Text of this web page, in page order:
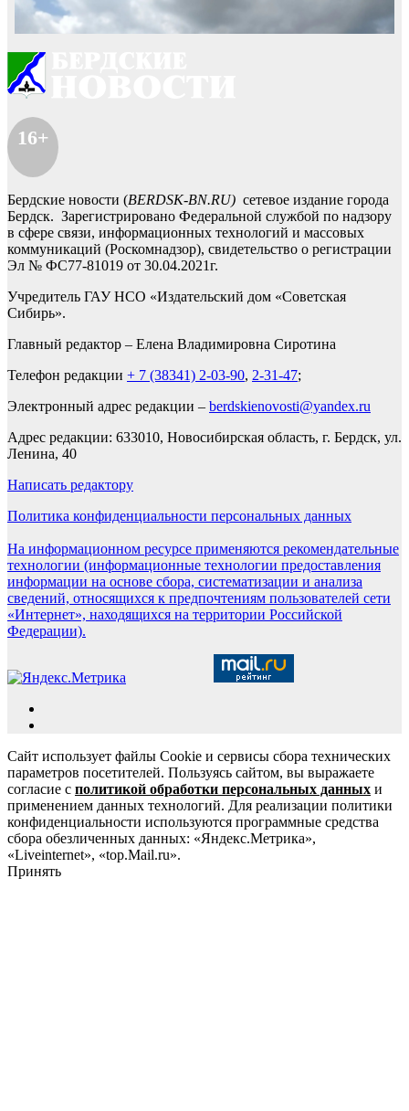
16+
Бердские новости (BERDSK-BN.RU) сетевое издание города
Бердск. Зарегистрировано Федеральной службой по надзору
в сфере связи, информационных технологий и массовых
коммуникаций (Роскомнадзор), свидетельство о регистрации
Эл № ФС77-81019 от 30.04.2021г.
Учредитель ГАУ НСО «Издательский дом «Советская
Сибирь».
Главный редактор – Елена Владимировна Сиротина
Телефон редакции + 7 (38341) 2-03-90, 2-31-47;
Электронный адрес редакции – berdskienovosti@yandex.ru
Адрес редакции: 633010, Новосибирская область, г. Бердск, ул.
Ленина, 40
Написать редактору
Политика конфиденциальности персональных данных
На информационном ресурсе применяются рекомендательные
технологии (информационные технологии предоставления
информации на основе сбора, систематизации и анализа
сведений, относящихся к предпочтениям пользователей сети
«Интернет», находящихся на территории Российской
Федерации).
Сайт использует файлы Cookie и сервисы сбора технических
параметров посетителей. Пользуясь сайтом, вы выражаете
согласие с политикой обработки персональных данных и
применением данных технологий. Для реализации политики
конфиденциальности используются программные средства
сбора обезличенных данных: «Яндекс.Метрика»,
«Liveinternet», «top.Mail.ru».
Принять